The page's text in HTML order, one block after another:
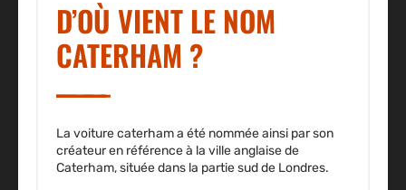
D’OÙ VIENT LE NOM
CATERHAM ?
La voiture caterham a été nommée ainsi par son
créateur en référence à la ville anglaise de
Caterham, située dans la partie sud de Londres.